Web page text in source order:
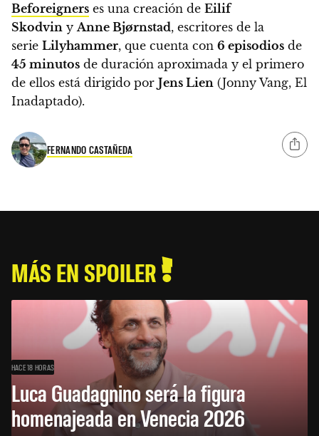
Beforeigners es una creación de Eilif
Skodvin y Anne Bjørnstad, escritores de la
serie Lilyhammer, que cuenta con 6 episodios de
45 minutos de duración aproximada y el primero
de ellos está dirigido por Jens Lien (Jonny Vang, El
Inadaptado).
FERNANDO CASTAÑEDA
MÁS EN SPOILER
HACE 18 HORAS
Luca Guadagnino será la figura
homenajeada en Venecia 2026